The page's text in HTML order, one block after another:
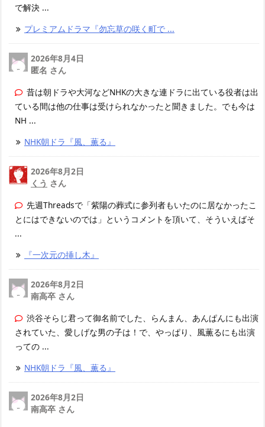
で解決 ...
プレミアムドラマ『勿忘草の咲く町で ...
2026年8月4日
匿名 さん
昔は朝ドラや大河などNHKの大きな連ドラに出ている役者は出
ている間は他の仕事は受けられなかったと聞きました。でも今は
NH ...
NHK朝ドラ『風、薫る』
2026年8月2日
くう さん
先週Threadsで「紫陽の葬式に参列者もいたのに居なかったこ
とにはできないのでは」というコメントを頂いて、そういえばそ
...
『一次元の挿し木』
2026年8月2日
南高卒 さん
渋谷そらじ君って御名前でした、らんまん、あんぱんにも出演
されていた、愛しげな男の子は！で、やっぱり、風薫るにも出演
っての ...
NHK朝ドラ『風、薫る』
2026年8月2日
南高卒 さん